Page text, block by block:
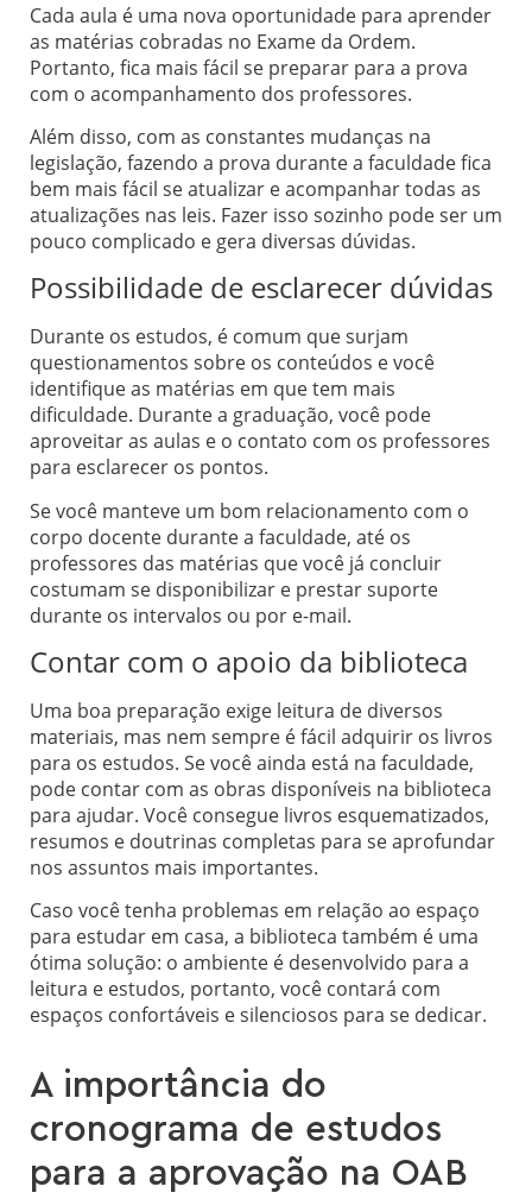
Cada aula é uma nova oportunidade para aprender
as matérias cobradas no Exame da Ordem.
Portanto, fica mais fácil se preparar para a prova
com o acompanhamento dos professores.
Além disso, com as constantes mudanças na
legislação, fazendo a prova durante a faculdade fica
bem mais fácil se atualizar e acompanhar todas as
atualizações nas leis. Fazer isso sozinho pode ser um
pouco complicado e gera diversas dúvidas.
Possibilidade de esclarecer dúvidas
Durante os estudos, é comum que surjam
questionamentos sobre os conteúdos e você
identifique as matérias em que tem mais
dificuldade. Durante a graduação, você pode
aproveitar as aulas e o contato com os professores
para esclarecer os pontos.
Se você manteve um bom relacionamento com o
corpo docente durante a faculdade, até os
professores das matérias que você já concluir
costumam se disponibilizar e prestar suporte
durante os intervalos ou por e-mail.
Contar com o apoio da biblioteca
Uma boa preparação exige leitura de diversos
materiais, mas nem sempre é fácil adquirir os livros
para os estudos. Se você ainda está na faculdade,
pode contar com as obras disponíveis na biblioteca
para ajudar. Você consegue livros esquematizados,
resumos e doutrinas completas para se aprofundar
nos assuntos mais importantes.
Caso você tenha problemas em relação ao espaço
para estudar em casa, a biblioteca também é uma
ótima solução: o ambiente é desenvolvido para a
leitura e estudos, portanto, você contará com
espaços confortáveis e silenciosos para se dedicar.
A importância do
cronograma de estudos
para a aprovação na OAB